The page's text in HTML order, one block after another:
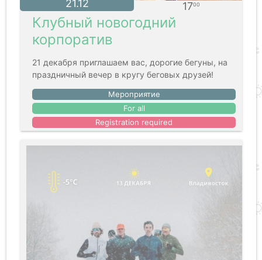
21.12 1700
Клубный новогодний
корпоратив
21 декабря приглашаем вас, дорогие бегуны, на
праздничный вечер в кругу беговых друзей!
Мероприятие
For all
Registration required